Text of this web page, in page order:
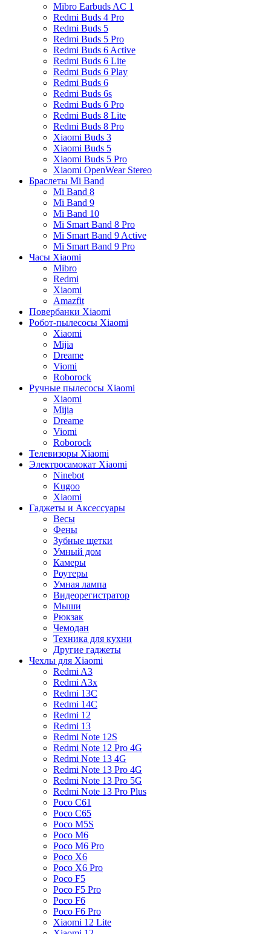
Mibro Earbuds AC 1
Redmi Buds 4 Pro
Redmi Buds 5
Redmi Buds 5 Pro
Redmi Buds 6 Active
Redmi Buds 6 Lite
Redmi Buds 6 Play
Redmi Buds 6
Redmi Buds 6s
Redmi Buds 6 Pro
Redmi Buds 8 Lite
Redmi Buds 8 Pro
Xiaomi Buds 3
Xiaomi Buds 5
Xiaomi Buds 5 Pro
Xiaomi OpenWear Stereo
Браслеты Mi Band
Mi Band 8
Mi Band 9
Mi Band 10
Mi Smart Band 8 Pro
Mi Smart Band 9 Active
Mi Smart Band 9 Pro
Часы Xiaomi
Mibro
Redmi
Xiaomi
Amazfit
Повербанки Xiaomi
Робот-пылесосы Xiaomi
Xiaomi
Mijia
Dreame
Viomi
Roborock
Ручные пылесосы Xiaomi
Xiaomi
Mijia
Dreame
Viomi
Roborock
Телевизоры Xiaomi
Электросамокат Xiaomi
Ninebot
Kugoo
Xiaomi
Гаджеты и Аксессуары
Весы
Фены
Зубные щетки
Умный дом
Камеры
Роутеры
Умная лампа
Видеорегистратор
Мыши
Рюкзак
Чемодан
Техника для кухни
Другие гаджеты
Чехлы для Xiaomi
Redmi A3
Redmi A3x
Redmi 13C
Redmi 14C
Redmi 12
Redmi 13
Redmi Note 12S
Redmi Note 12 Pro 4G
Redmi Note 13 4G
Redmi Note 13 Pro 4G
Redmi Note 13 Pro 5G
Redmi Note 13 Pro Plus
Poco C61
Poco C65
Poco M5S
Poco M6
Poco M6 Pro
Poco X6
Poco X6 Pro
Poco F5
Poco F5 Pro
Poco F6
Poco F6 Pro
Xiaomi 12 Lite